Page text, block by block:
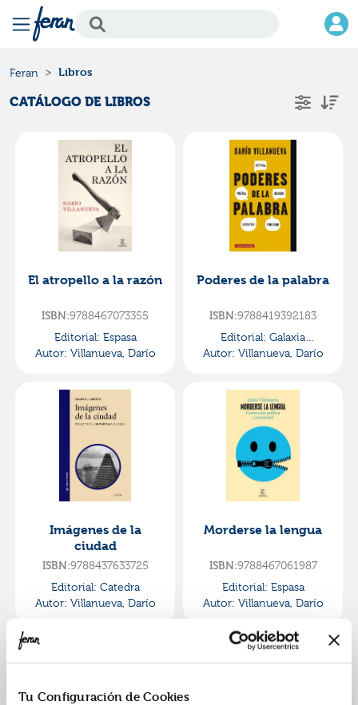
Tu Configuración de Cookies
Feran Libros
CATÁLOGO DE LIBROS
El atropello a la razón
ISBN:9788467073355
Editorial: Espasa
Autor: Villanueva, Darío
Poderes de la palabra
ISBN:9788419392183
Editorial: Galaxia
Gutenberg
Autor: Villanueva, Darío
Imágenes de la
ciudad
ISBN:9788437633725
Editorial: Catedra
Autor: Villanueva, Darío
Morderse la lengua
ISBN:9788467061987
Editorial: Espasa
Autor: Villanueva, Darío